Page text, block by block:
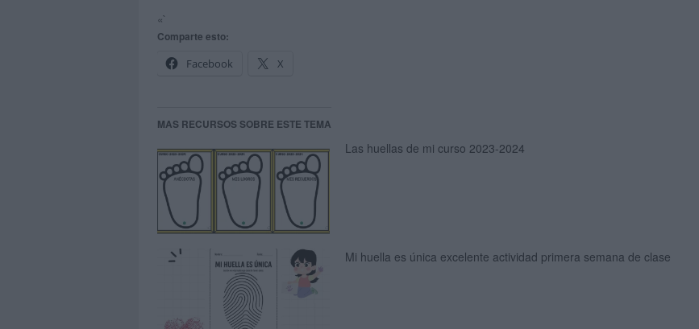
«`
Comparte esto:
Facebook
X
MAS RECURSOS SOBRE ESTE TEMA
Las huellas de mi curso 2023-2024
Mi huella es única excelente actividad primera semana de clase